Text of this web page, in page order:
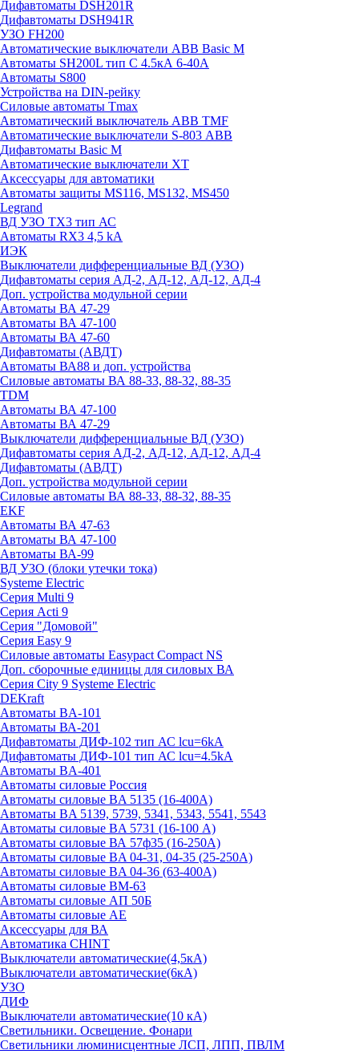
Дифавтоматы DSH201R
Дифавтоматы DSH941R
УЗО FH200
Автоматические выключатели ABB Basic M
Автоматы SH200L тип С 4.5кА 6-40А
Автоматы S800
Устройства на DIN-рейку
Силовые автоматы Tmax
Автоматический выключатель ABB TMF
Автоматические выключатели S-803 АВВ
Дифавтоматы Basic M
Автоматические выключатели XT
Аксессуары для автоматики
Автоматы защиты MS116, MS132, MS450
Legrand
ВД УЗО TX3 тип АС
Автоматы RX3 4,5 kA
ИЭК
Выключатели дифференциальные ВД (УЗО)
Дифавтоматы серия АД-2, АД-12, АД-12, АД-4
Доп. устройства модульной серии
Автоматы ВА 47-29
Автоматы ВА 47-100
Автоматы ВА 47-60
Дифавтоматы (АВДТ)
Автоматы ВА88 и доп. устройства
Силовые автоматы ВА 88-33, 88-32, 88-35
TDM
Автоматы ВА 47-100
Автоматы ВА 47-29
Выключатели дифференциальные ВД (УЗО)
Дифавтоматы серия АД-2, АД-12, АД-12, АД-4
Дифавтоматы (АВДТ)
Доп. устройства модульной серии
Силовые автоматы ВА 88-33, 88-32, 88-35
EKF
Автоматы ВА 47-63
Автоматы ВА 47-100
Автоматы ВА-99
ВД УЗО (блоки утечки тока)
Systeme Electric
Серия Multi 9
Серия Acti 9
Серия "Домовой"
Серия Easy 9
Силовые автоматы Easypact Compact NS
Доп. сборочные единицы для силовых ВА
Серия City 9 Systeme Electric
DEKraft
Автоматы BA-101
Автоматы ВА-201
Дифавтоматы ДИФ-102 тип АС lcu=6kA
Дифавтоматы ДИФ-101 тип АС lcu=4.5kA
Автоматы BA-401
Автоматы силовые Россия
Автоматы силовые BA 5135 (16-400А)
Автоматы BA 5139, 5739, 5341, 5343, 5541, 5543
Автоматы силовые BA 5731 (16-100 А)
Автоматы силовые ВА 57ф35 (16-250А)
Автоматы силовые BA 04-31, 04-35 (25-250А)
Автоматы силовые BA 04-36 (63-400А)
Автоматы силовые ВМ-63
Автоматы силовые АП 50Б
Автоматы силовые АЕ
Аксессуары для ВА
Автоматика CHINT
Выключатели автоматические(4,5кА)
Выключатели автоматические(6кА)
УЗО
ДИФ
Выключатели автоматические(10 кА)
Светильники. Освещение. Фонари
Светильники люминисцентные ЛСП, ЛПП, ПВЛМ